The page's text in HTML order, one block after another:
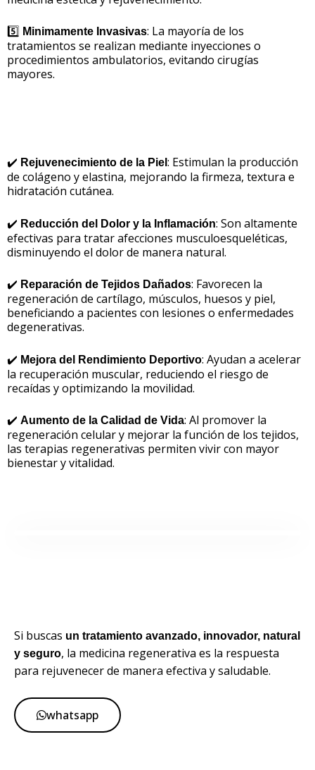
5️⃣ Minimamente Invasivas: La mayoría de los
tratamientos se realizan mediante inyecciones o
procedimientos ambulatorios, evitando cirugías
mayores.
✔️ Rejuvenecimiento de la Piel : Estimulan la producción
de colágeno y elastina, mejorando la firmeza, textura e
hidratación cutánea.
✔️ Reducción del Dolor y la Inflamación: Son altamente
efectivas para tratar afecciones musculoesqueléticas,
disminuyendo el dolor de manera natural.
✔️ Reparación de Tejidos Dañados: Favorecen la
regeneración de cartílago, músculos, huesos y piel,
beneficiando a pacientes con lesiones o enfermedades
degenerativas.
✔️ Mejora del Rendimiento Deportivo: Ayudan a acelerar
la recuperación muscular, reduciendo el riesgo de
recaídas y optimizando la movilidad.
✔️ Aumento de la Calidad de Vida: Al promover la
regeneración celular y mejorar la función de los tejidos,
las terapias regenerativas permiten vivir con mayor
bienestar y vitalidad.
Si buscas un tratamiento avanzado, innovador, natural
y seguro, la medicina regenerativa es la respuesta
para rejuvenecer de manera efectiva y saludable.
whatsapp